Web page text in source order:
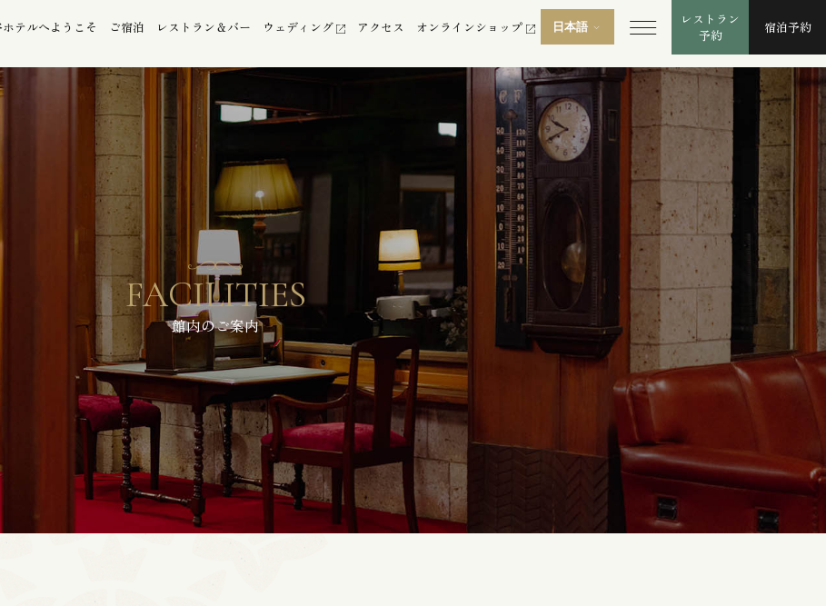
館内のご案内
FACILITIES
テルへようこそ ご宿泊 レストラン＆バー ウェディング アクセス オンラインショップ 日本語 MENU OPEN
レストラン
予約
宿泊予約